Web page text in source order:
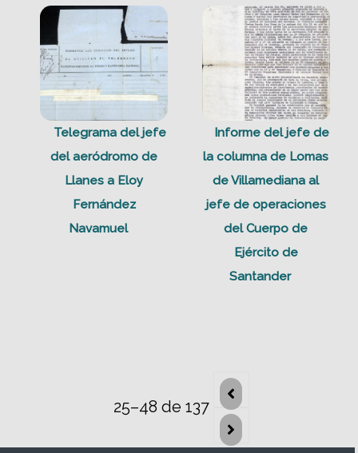
Telegrama del jefe
del aeródromo de
Llanes a Eloy
Fernández
Navamuel
Informe del jefe de
la columna de Lomas
de Villamediana al
jefe de operaciones
del Cuerpo de
Ejército de
Santander
25–48 de 137